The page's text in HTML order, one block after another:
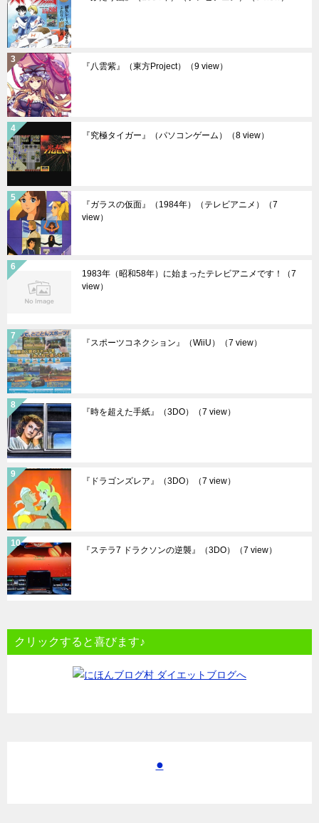
『八雲紫』（東方Project） （9 view）
『究極タイガー』（パソコンゲーム） （8 view）
『ガラスの仮面』（1984年）（テレビアニメ）
（7
view）
1983年（昭和58年）に始まったテレビアニメです！
（7
view）
『スポーツコネクション』（WiiU） （7 view）
『時を超えた手紙』（3DO） （7 view）
『ドラゴンズレア』（3DO） （7 view）
『ステラ7 ドラクソンの逆襲』（3DO） （7 view）
クリックすると喜びます♪
●